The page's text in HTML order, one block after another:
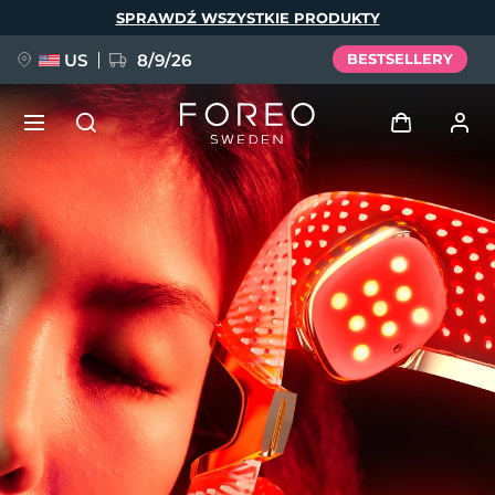
SPRAWDŹ WSZYSTKIE PRODUKTY
US 8/9/26 BESTSELLERY
Zaloguj
Profil użytkownika
Moje urządzenia
Moje zamówienia
Moje adresy
Moje subskrypcje
NOWOŚĆ
FAQ™ Pure Beauty-Tech Elixir
BREAKING NEWS
issa™ Teeth Whitening Set
Język
English Deutsch
Español
Français
Italiano
Português
Polski
Svenska
Русский
Türkçe
简体中文 繁體中文